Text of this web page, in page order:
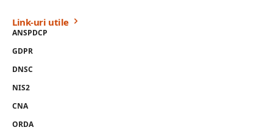
Link-uri utile
ANSPDCP
GDPR
DNSC
NIS2
CNA
ORDA